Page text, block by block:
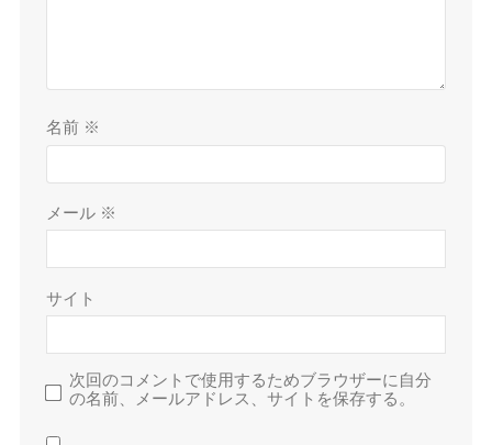
名前 ※
メール ※
サイト
次回のコメントで使用するためブラウザーに自分
の名前、メールアドレス、サイトを保存する。